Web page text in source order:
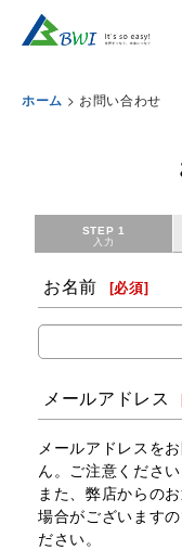
ホーム > お問い合わせ
STEP 1
入力
お名前 [必須]
メールアドレス
メールアドレスを
ん。ご注意ください
また、弊店からの
場合がございます
ださい。